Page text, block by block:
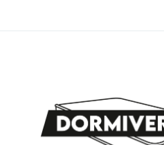
Casmir
Jacquard